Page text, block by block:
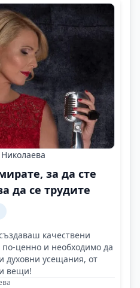
за да сте
да се трудите
качествени
ценно и необходимо да
духовни усещания, от
вещи!